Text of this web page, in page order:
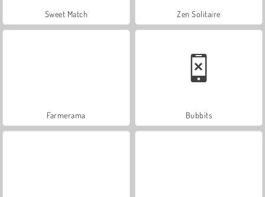
Sweet Match Zen Solitaire
Farmerama Bubbits